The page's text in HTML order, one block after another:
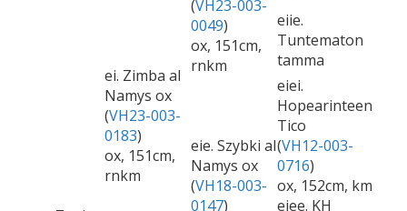
ei. Zimba al
Namys ox
(VH23-003-
0183)
ox, 151cm,
rnkm
(VH23-003-
0049)
ox, 151cm,
rnkm
eiie.
Tuntematon
tamma
eie. Szybki al
Namys ox
(VH18-003-
0147)
eiei.
Hopearinteen
Tico
(VH12-003-
0716)
ox, 152cm, km
eiee. KH